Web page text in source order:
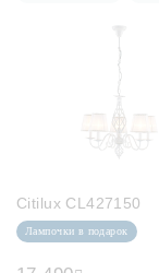
Citilux CL427150
Лампочки в подарок